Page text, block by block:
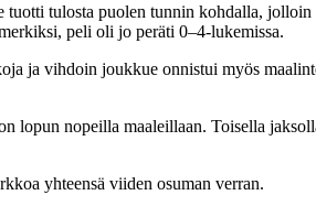
tulosta puolen tunnin kohdalla,
peli oli jo peräti 0–4-lukemissa.
ja vihdoin joukkue onnistui myös
lopun nopeilla maaleillaan. Toisella
yhteensä viiden osuman verran.